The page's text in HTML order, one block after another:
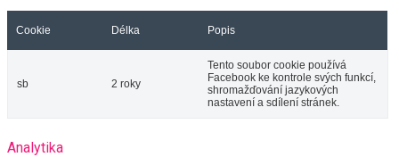
Cookie Délka Popis
sb 2 roky
Tento soubor cookie používá
Facebook ke kontrole svých funkcí,
shromažďování jazykových
nastavení a sdílení stránek.
Analytika